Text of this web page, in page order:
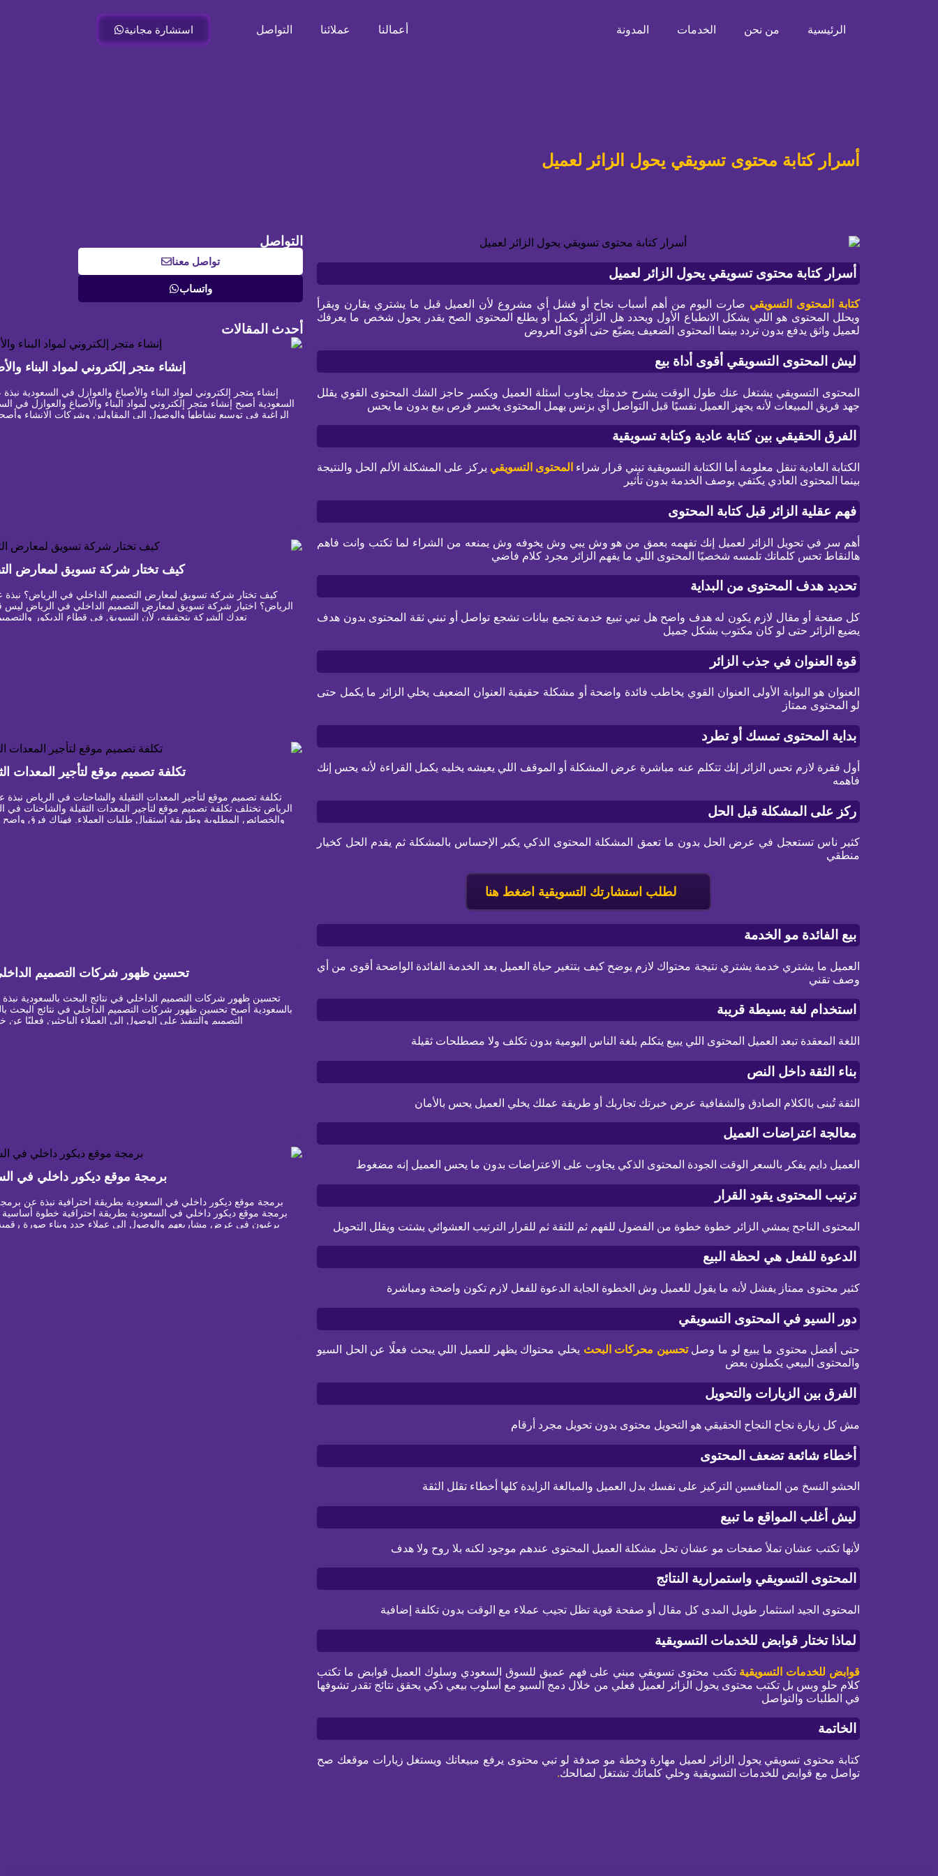
الرئيسية من نحن الخدمات المدونة أعمالنا عملائنا التواصل استشارة مجانية
أسرار كتابة محتوى تسويقي يحول الزائر لعميل
التواصل
تواصل معنا
واتساب
أحدث المقالات
إنشاء متجر إلكتروني لمواد البناء
إنشاء متجر إلكتروني لمواد البناء والأصباغ والعوازل في السعودية
السعودية أصبح إنشاء متجر إلكتروني لمواد البناء والأصباغ والعوازل
الراغبة في توسيع نشاطها والوصول إلى المقاولين وشركات الإنشاء
كيف تختار شركة تسويق لمعارض
كيف تختار شركة تسويق لمعارض التصميم الداخلي في الرياض؟
الرياض؟ اختيار شركة تسويق لمعارض التصميم الداخلي في الرياض ليس
تعدك الشركة بتحقيقه، لأن التسويق في قطاع الديكور
تكلفة تصميم موقع لتأجير المعدات
تكلفة تصميم موقع لتأجير المعدات الثقيلة والشاحنات في الرياض
الرياض تختلف تكلفة تصميم موقع لتأجير المعدات الثقيلة والشاحنات
والخصائص المطلوبة وطريقة استقبال طلبات العملاء. فهناك فرق
تحسين ظهور شركات التصميم
تحسين ظهور شركات التصميم الداخلي في نتائج البحث بالسعودية
بالسعودية أصبح تحسين ظهور شركات التصميم الداخلي في نتائج البحث
التصميم والتنفيذ على الوصول إلى العملاء الباحثين فعليًا
برمجة موقع ديكور داخلي في
برمجة موقع ديكور داخلي في السعودية بطريقة احترافية نبذة عن
برمجة موقع ديكور داخلي في السعودية بطريقة احترافية خطوة
يرغبون في عرض مشاريعهم والوصول إلى عملاء جدد وبناء صورة
أسرار كتابة محتوى تسويقي يحول الزائر لعميل
كتابة المحتوى التسويقي صارت اليوم من أهم أسباب نجاح أو فشل أي مشروع لأن العميل قبل ما يشتري يقارن ويقرأ
ويحلل المحتوى هو اللي يشكل الانطباع الأول ويحدد هل الزائر يكمل أو يطلع المحتوى الصح يقدر يحول شخص ما يعرفك
لعميل واثق يدفع بدون تردد بينما المحتوى الضعيف يضيّع حتى أقوى العروض
ليش المحتوى التسويقي أقوى أداة بيع
المحتوى التسويقي يشتغل عنك طول الوقت يشرح خدمتك يجاوب أسئلة العميل ويكسر حاجز الشك المحتوى القوي يقلل
جهد فريق المبيعات لأنه يجهز العميل نفسيًا قبل التواصل أي بزنس يهمل المحتوى يخسر فرص بيع بدون ما يحس
الفرق الحقيقي بين كتابة عادية وكتابة تسويقية
الكتابة العادية تنقل معلومة أما الكتابة التسويقية تبني قرار شراء المحتوى التسويقي يركز على المشكلة الألم الحل والنتيجة
بينما المحتوى العادي يكتفي بوصف الخدمة بدون تأثير
فهم عقلية الزائر قبل كتابة المحتوى
أهم سر في تحويل الزائر لعميل إنك تفهمه بعمق من هو وش يبي وش يخوفه وش يمنعه من الشراء لما تكتب وانت فاهم
هالنقاط تحس كلماتك تلمسه شخصيًا المحتوى اللي ما يفهم الزائر مجرد كلام فاضي
تحديد هدف المحتوى من البداية
كل صفحة أو مقال لازم يكون له هدف واضح هل تبي تبيع خدمة تجمع بيانات تشجع تواصل أو تبني ثقة المحتوى بدون هدف
يضيع الزائر حتى لو كان مكتوب بشكل جميل
قوة العنوان في جذب الزائر
العنوان هو البوابة الأولى العنوان القوي يخاطب فائدة واضحة أو مشكلة حقيقية العنوان الضعيف يخلي الزائر ما يكمل حتى
لو المحتوى ممتاز
بداية المحتوى تمسك أو تطرد
أول فقرة لازم تحس الزائر إنك تتكلم عنه مباشرة عرض المشكلة أو الموقف اللي يعيشه يخليه يكمل القراءة لأنه يحس إنك
فاهمه
ركز على المشكلة قبل الحل
كثير ناس تستعجل في عرض الحل بدون ما تعمق المشكلة المحتوى الذكي يكبر الإحساس بالمشكلة ثم يقدم الحل كخيار
منطقي
لطلب استشارتك التسويقية اضغط هنا
بيع الفائدة مو الخدمة
العميل ما يشتري خدمة يشتري نتيجة محتواك لازم يوضح كيف بتتغير حياة العميل بعد الخدمة الفائدة الواضحة أقوى من أي
وصف تقني
استخدام لغة بسيطة قريبة
اللغة المعقدة تبعد العميل المحتوى اللي يبيع يتكلم بلغة الناس اليومية بدون تكلف ولا مصطلحات ثقيلة
بناء الثقة داخل النص
الثقة تُبنى بالكلام الصادق والشفافية عرض خبرتك تجاربك أو طريقة عملك يخلي العميل يحس بالأمان
معالجة اعتراضات العميل
العميل دايم يفكر بالسعر الوقت الجودة المحتوى الذكي يجاوب على الاعتراضات بدون ما يحس العميل إنه مضغوط
ترتيب المحتوى يقود القرار
المحتوى الناجح يمشي الزائر خطوة خطوة من الفضول للفهم ثم للثقة ثم للقرار الترتيب العشوائي يشتت ويقلل التحويل
الدعوة للفعل هي لحظة البيع
كثير محتوى ممتاز يفشل لأنه ما يقول للعميل وش الخطوة الجاية الدعوة للفعل لازم تكون واضحة ومباشرة
دور السيو في المحتوى التسويقي
حتى أفضل محتوى ما يبيع لو ما وصل تحسين محركات البحث يخلي محتواك يظهر للعميل اللي يبحث فعلًا عن الحل السيو
والمحتوى البيعي يكملون بعض
الفرق بين الزيارات والتحويل
مش كل زيارة نجاح النجاح الحقيقي هو التحويل محتوى بدون تحويل مجرد أرقام
أخطاء شائعة تضعف المحتوى
الحشو النسخ من المنافسين التركيز على نفسك بدل العميل والمبالغة الزايدة كلها أخطاء تقلل الثقة
ليش أغلب المواقع ما تبيع
لأنها تكتب عشان تملأ صفحات مو عشان تحل مشكلة العميل المحتوى عندهم موجود لكنه بلا روح ولا هدف
المحتوى التسويقي واستمرارية النتائج
المحتوى الجيد استثمار طويل المدى كل مقال أو صفحة قوية تظل تجيب عملاء مع الوقت بدون تكلفة إضافية
لماذا تختار قوابض للخدمات التسويقية
قوابض للخدمات التسويقية تكتب محتوى تسويقي مبني على فهم عميق للسوق السعودي وسلوك العميل قوابض ما تكتب
كلام حلو وبس بل تكتب محتوى يحول الزائر لعميل فعلي من خلال دمج السيو مع أسلوب بيعي ذكي يحقق نتائج تقدر تشوفها
في الطلبات والتواصل
الخاتمة
كتابة محتوى تسويقي يحول الزائر لعميل مهارة وخطة مو صدفة لو تبي محتوى يرفع مبيعاتك ويستغل زيارات موقعك صح
تواصل مع قوابض للخدمات التسويقية وخلي كلماتك تشتغل لصالحك.